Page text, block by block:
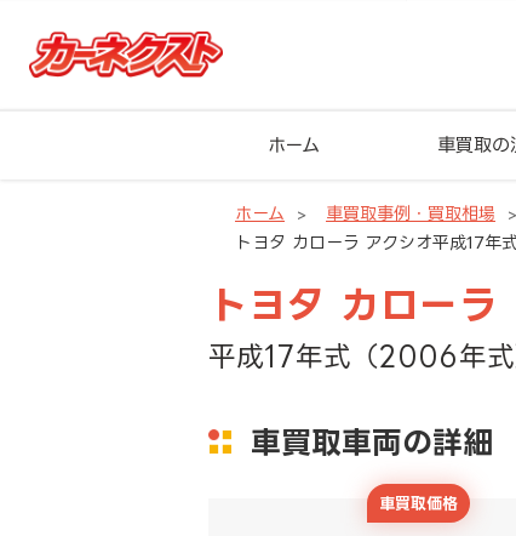
ホーム 車買取の
ホーム 車買取事例・買取相場
トヨタ カローラ アクシオ平成17
トヨタ カローラ
平成17年式（2006年
車買取車両の詳細
車買取価格